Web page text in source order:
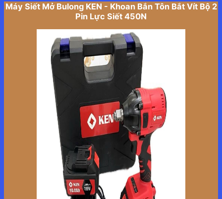
Máy Siết Mở Bulong KEN - Khoan Bắn Tôn Bắt Vít Bộ 2
Pin Lực Siết 450N